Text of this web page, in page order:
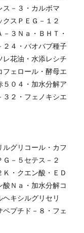
ス－３・カルボマ
スＰＥＧ－１２
３Ｎａ・ＢＨＴ・
２４・バオバブ種子
レ花油・水添レシチ
フェロール・酵母エ
５０４・加水分解ア
３２・フェノキシエ
ルグリコール・カフ
－５セテス－２
・クエン酸・ＥＤ
酸Ｎａ・加水分解コ
キシルグリセリ
プチド－８・フェ